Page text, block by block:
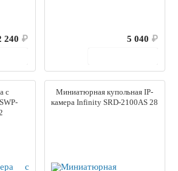
240 ₽
5 040 ₽
с
Миниатюрная купольная IP-
камера Infinity SRD-2100AS 28